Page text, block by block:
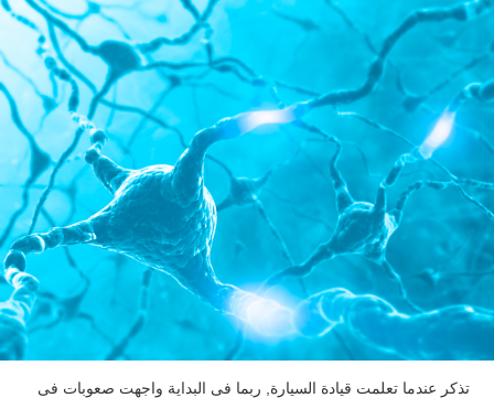
تذكر عندما تعلمت قيادة السيارة, ربما فى البداية واجهت صعوبات فى